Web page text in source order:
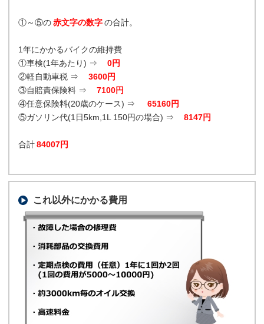
①～⑤の赤文字の数字の合計。
1年にかかるバイクの維持費
①車検(1年あたり) ⇒
0円
②軽自動車税 ⇒
3600円
③自賠責保険料 ⇒
7100円
④任意保険料(20歳のケース) ⇒
65160円
⑤ガソリン代(1日5km,1L 150円の場合) ⇒
8147円
合計84007円
これ以外にかかる費用